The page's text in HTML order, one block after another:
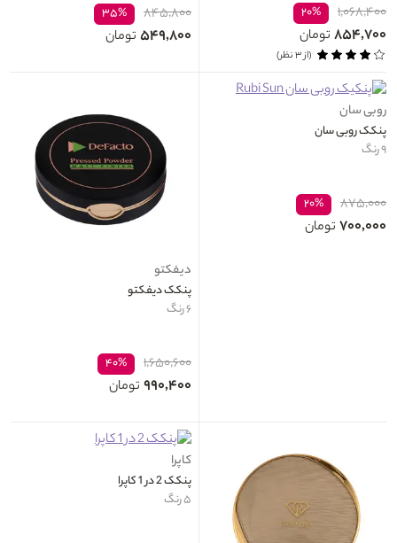
۱,۰۶۸,۴۰۰ ۲۰%
۸۵۴,۷۰۰ تومان
(از ۳ نظر)
۸۴۵,۸۰۰ ۳۵%
۵۴۹,۸۰۰ تومان
روبی سان
پنکک روبی سان
۹ رنگ
۸۷۵,۰۰۰ ۲۰%
۷۰۰,۰۰۰ تومان
دیفکتو
پنکک دیفکتو
۶ رنگ
۱,۶۵۰,۶۰۰ ۴۰%
۹۹۰,۴۰۰ تومان
کاپرا
پنکک 2 در 1 کاپرا
۵ رنگ